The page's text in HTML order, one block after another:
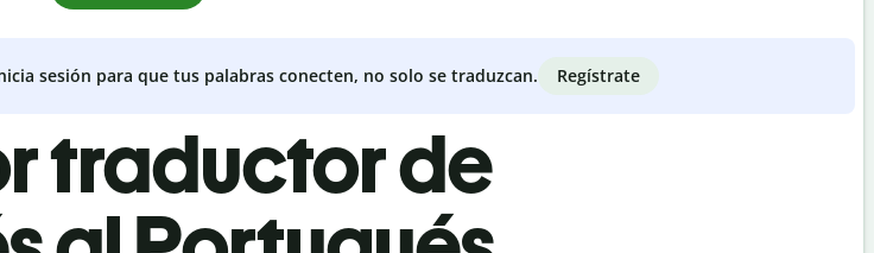
sesión para que tus palabras conecten, no solo se traduzcan. Regístrate
traductor de